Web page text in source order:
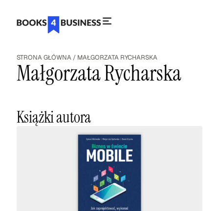
STRONA GŁÓWNA / MAŁGORZATA RYCHARSKA
Małgorzata Rycharska
Książki autora